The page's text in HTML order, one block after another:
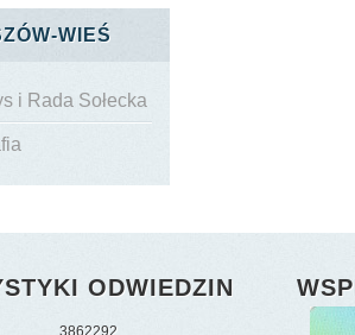
WIEŚ
i Rada Sołecka
ODWIEDZIN